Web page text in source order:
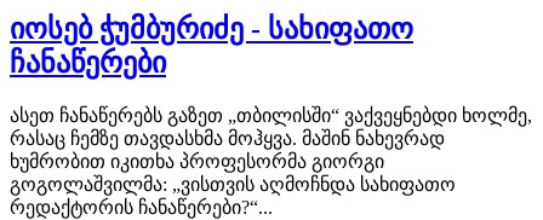
იოსებ ჭუმბურიძე - სახიფათო
ჩანაწერები
ასეთ ჩანაწერებს გაზეთ „თბილისში“ ვაქვეყნებდი ხოლმე,
რასაც ჩემზე თავდასხმა მოჰყვა. მაშინ ნახევრად
ხუმრობით იკითხა პროფესორმა გიორგი
გოგოლაშვილმა: „ვისთვის აღმოჩნდა სახიფათო
რედაქტორის ჩანაწერები?“...